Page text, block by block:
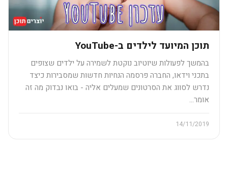
תוכן המיועד לילדים ב-YouTube
בהמשך לפעולות שיוטיוב נוקטת לשמירה על ילדים שצופים
בתכני וידאו, החברה פרסמה הנחיות חדשות שמסבירות כיצד
נדרש לסווג את הסרטונים שמעלים אליה - בואו נבדוק מה זה
אומר...
14/11/2019